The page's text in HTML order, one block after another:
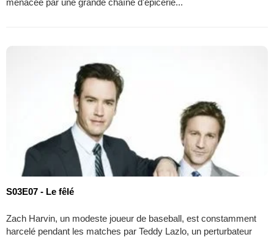
S03E07 - Le fêlé
Zach Harvin, un modeste joueur de baseball, est constamment
harcelé pendant les matches par Teddy Lazlo, un perturbateur